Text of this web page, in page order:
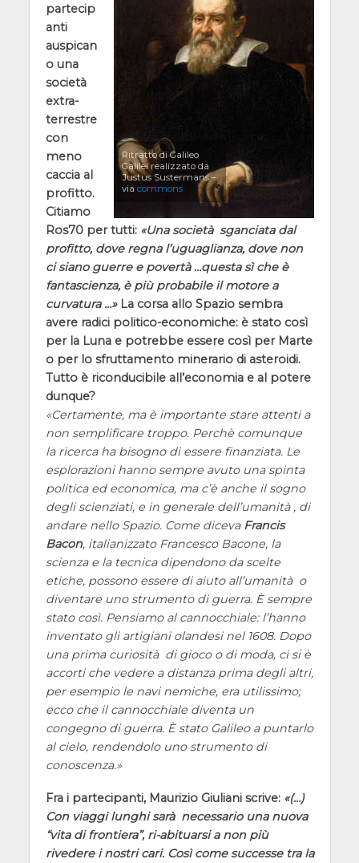
Ritratto di Galileo
Galilei realizzato da
Justus Sustermans –
via commons
partecip
anti
auspican
o una
società
extra-
terrestre
con
meno
caccia al
profitto.
Citiamo
Ros70 per tutti: Una società sganciata dal
profitto, dove regna l’uguaglianza, dove non
ci siano guerre e povertà …questa sì che è
fantascienza, è più probabile il motore a
curvatura … La corsa allo Spazio sembra
avere radici politico-economiche: è stato così
per la Luna e potrebbe essere così per Marte
o per lo sfruttamento minerario di asteroidi.
Tutto è riconducibile all’economia e al potere
dunque?
Certamente, ma è importante stare attenti a
non semplificare troppo. Perchè comunque
la ricerca ha bisogno di essere finanziata. Le
esplorazioni hanno sempre avuto una spinta
politica ed economica, ma c’è anche il sogno
degli scienziati, e in generale dell’umanità , di
andare nello Spazio. Come diceva Francis
Bacon, italianizzato Francesco Bacone, la
scienza e la tecnica dipendono da scelte
etiche, possono essere di aiuto all’umanità o
diventare uno strumento di guerra. È sempre
stato così. Pensiamo al cannocchiale: l’hanno
inventato gli artigiani olandesi nel 1608. Dopo
una prima curiosità di gioco o di moda, ci si è
accorti che vedere a distanza prima degli altri,
per esempio le navi nemiche, era utilissimo;
ecco che il cannocchiale diventa un
congegno di guerra. È stato Galileo a puntarlo
al cielo, rendendolo uno strumento di
conoscenza.
Fra i partecipanti, Maurizio Giuliani scrive: (…)
Con viaggi lunghi sarà necessario una nuova
“vita di frontiera”, ri-abituarsi a non più
rivedere i nostri cari. Così come successe tra la